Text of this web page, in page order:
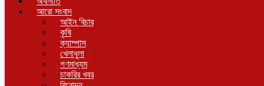
আরো সংবাদ
আইন বিচার
কৃষি
ক্যাম্পাস
খেলাধুলা
গণমাধ্যম
চাকরির খবর